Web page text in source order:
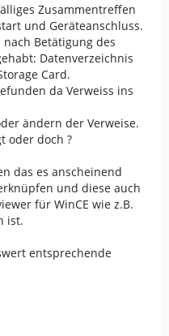
Zusammentreffen
und Geräteanschluss.
Betätigung des
Datenverzeichnis
Card.
da Verweiss ins
ändern der Verweise.
oder doch ?
das es anscheinend
und diese auch
für WinCE wie z.B.
ist.
entsprechende